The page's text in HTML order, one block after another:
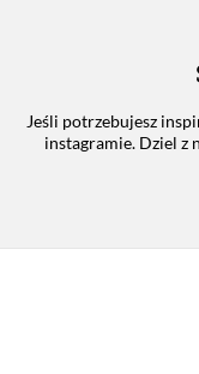
Jeśli potrzebujesz
instagramie. Dziel z